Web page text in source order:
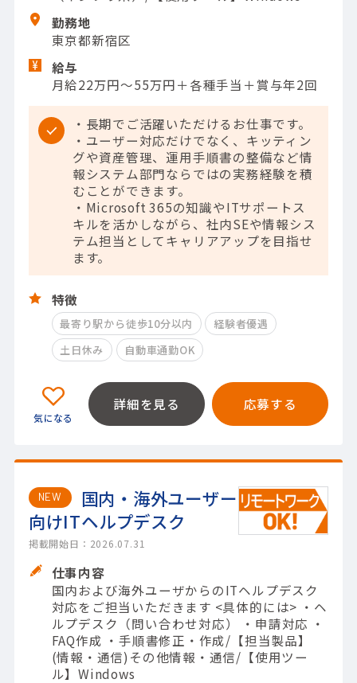
勤務地
東京都新宿区
給与
月給22万円～55万円＋各種手当＋賞与年2回
・長期でご活躍いただけるお仕事です。
・ユーザー対応だけでなく、キッティン
グや資産管理、運用手順書の整備など情
報システム部門ならではの実務経験を積
むことができます。
・Microsoft 365の知識やITサポートス
キルを活かしながら、社内SEや情報シス
テム担当としてキャリアアップを目指せ
ます。
特徴
最寄り駅から徒歩10分以内
経験者優遇
土日休み
自動車通勤OK
詳細を見る 応募する
NEW
国内・海外ユーザー
向けITヘルプデスク
掲載開始日：2026.07.31
仕事内容
国内および海外ユーザからのITヘルプデスク
対応をご担当いただきます <具体的には> ・ヘ
ルプデスク（問い合わせ対応） ・申請対応 ・
FAQ作成 ・手順書修正・作成/【担当製品】
(情報・通信)その他情報・通信/【使用ツー
ル】Windows